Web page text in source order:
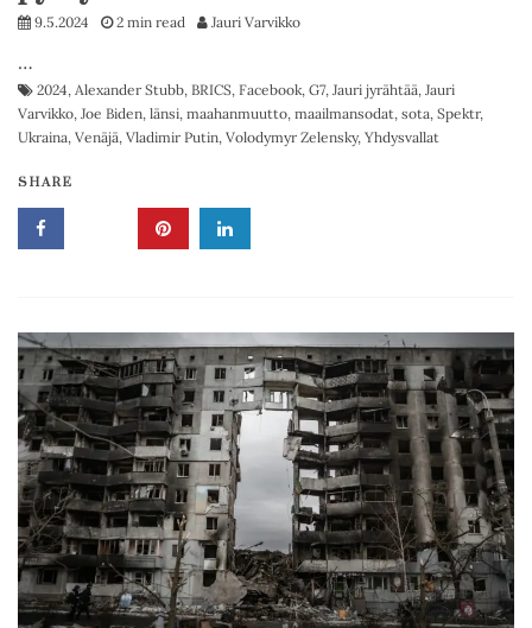
9.5.2024 2 min read Jauri Varvikko
…
2024, Alexander Stubb, BRICS, Facebook, G7, Jauri jyrähtää, Jauri
Varvikko, Joe Biden, länsi, maahanmuutto, maailmansodat, sota, Spektr,
Ukraina, Venäjä, Vladimir Putin, Volodymyr Zelensky, Yhdysvallat
SHARE